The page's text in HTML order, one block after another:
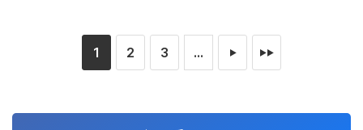
1 2 3 ... ► ►►